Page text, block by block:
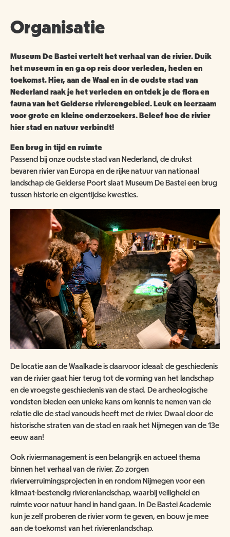
SCHOOLBEZOEK
MUSEUMWINKEL
NIJMEEGSE VOGELMONUMENTJES
ZAALVERHUUR
HUISREGELS
KINDERFEESTJE
COMITÉ VAN AANBEVELING
BESTUUR
JAARVERSLAG
ORGANOGRAM
VACATURES
GEEF EEN VRIENDSCHAP CADEAU!
SCHENKEN & NALATEN
COLLECTIE
OVER DE COLLECTIE
PUBLICATIES
BRUIKLENEN
ARCHITECTUUR
NIEUWSBRIEF
2000 JAAR GESCHIEDENIS AAN DE WAAL
CONTACT
VERRIJK JEZELF IN HET RIJK VAN NIJMEGEN
NME NIEUWS & INSPIRATIE
SCHOLEN
Organisatie
Museum De Bastei vertelt het verhaal van de rivier. Duik
het museum in en ga op reis door verleden, heden en
toekomst. Hier, aan de Waal en in de oudste stad van
Nederland raak je het verleden en ontdek je de flora en
fauna van het Gelderse rivierengebied. Leuk en leerzaam
voor grote en kleine onderzoekers. Beleef hoe de rivier
hier stad en natuur verbindt!
Een brug in tijd en ruimte
Passend bij onze oudste stad van Nederland, de drukst
bevaren rivier van Europa en de rijke natuur van nationaal
landschap de Gelderse Poort slaat Museum De Bastei een brug
tussen historie en eigentijdse kwesties.
De locatie aan de Waalkade is daarvoor ideaal: de geschiedenis
van de rivier gaat hier terug tot de vorming van het landschap
en de vroegste geschiedenis van de stad. De archeologische
vondsten bieden een unieke kans om kennis te nemen van de
relatie die de stad vanouds heeft met de rivier. Dwaal door de
historische straten van de stad en raak het Nijmegen van de 13e
eeuw aan!
Ook riviermanagement is een belangrijk en actueel thema
binnen het verhaal van de rivier. Zo zorgen
rivierverruimingsprojecten in en rondom Nijmegen voor een
klimaat-bestendig rivierenlandschap, waarbij veiligheid en
ruimte voor natuur hand in hand gaan. In De Bastei Academie
kun je zelf proberen de rivier vorm te geven, en bouw je mee
aan de toekomst van het rivierenlandschap.